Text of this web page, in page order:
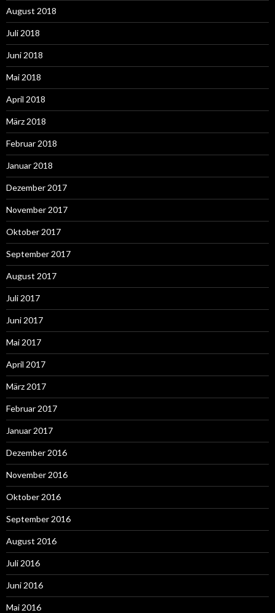
August 2018
Juli 2018
Juni 2018
Mai 2018
April 2018
März 2018
Februar 2018
Januar 2018
Dezember 2017
November 2017
Oktober 2017
September 2017
August 2017
Juli 2017
Juni 2017
Mai 2017
April 2017
März 2017
Februar 2017
Januar 2017
Dezember 2016
November 2016
Oktober 2016
September 2016
August 2016
Juli 2016
Juni 2016
Mai 2016